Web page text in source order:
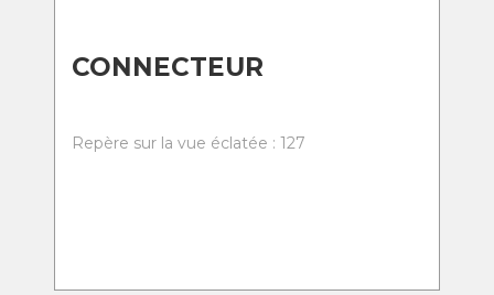
CONNECTEUR
Repère sur la vue éclatée : 127